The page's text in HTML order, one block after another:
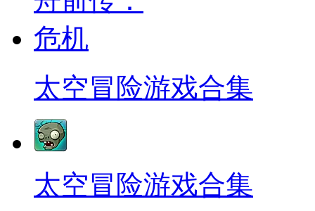
太空冒险游戏合集
太空冒险游戏合集